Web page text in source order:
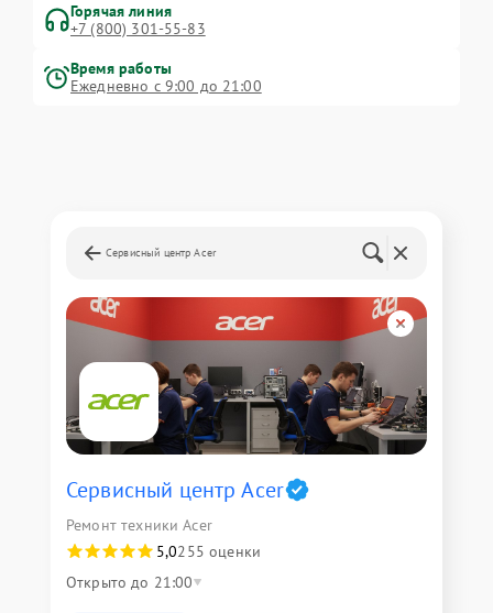
Горячая линия
+7 (800) 301-55-83
Время работы
Ежедневно с 9:00 до 21:00
Сервисный центр Acer
Сервисный центр Acer
Ремонт техники Acer
5,0255 оценки
Открыто до 21:00